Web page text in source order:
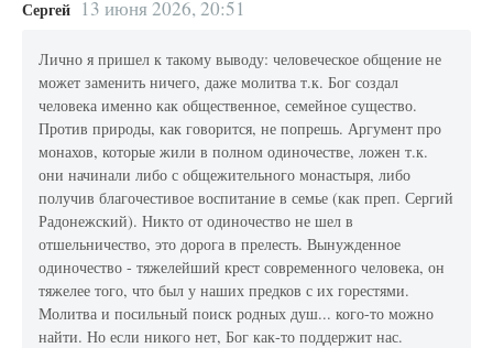
Сергей 13 июня 2026, 20:51
Лично я пришел к такому выводу: человеческое общение не
может заменить ничего, даже молитва т.к. Бог создал
человека именно как общественное, семейное существо.
Против природы, как говорится, не попрешь. Аргумент про
монахов, которые жили в полном одиночестве, ложен т.к.
они начинали либо с общежительного монастыря, либо
получив благочестивое воспитание в семье (как преп. Сергий
Радонежский). Никто от одиночество не шел в
отшельничество, это дорога в прелесть. Вынужденное
одиночество - тяжелейший крест современного человека, он
тяжелее того, что был у наших предков с их горестями.
Молитва и посильный поиск родных душ... кого-то можно
найти. Но если никого нет, Бог как-то поддержит нас.